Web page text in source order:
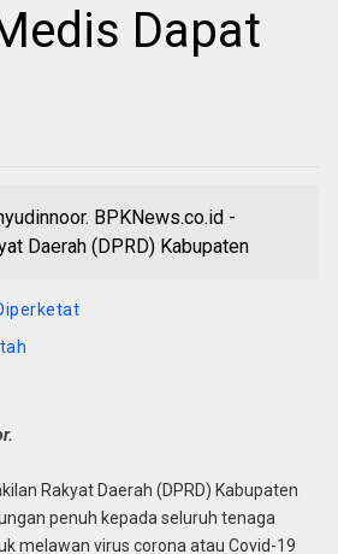
Dapat
BPKNews.co.id -
Daerah (DPRD) Kabupaten
Rakyat Daerah (DPRD) Kabupaten
penuh kepada seluruh tenaga
melawan virus corona atau Covid-19